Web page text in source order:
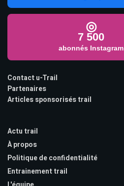
◎
7 500
abonnés Instagram
Contact u-Trail
Partenaires
Articles sponsorisés trail
Actu trail
À propos
Politique de confidentialité
Entrainement trail